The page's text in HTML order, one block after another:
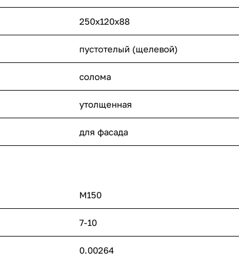
250х120х88
пустотелый (щелевой)
солома
утолщенная
для фасада
М150
7-10
0.00264